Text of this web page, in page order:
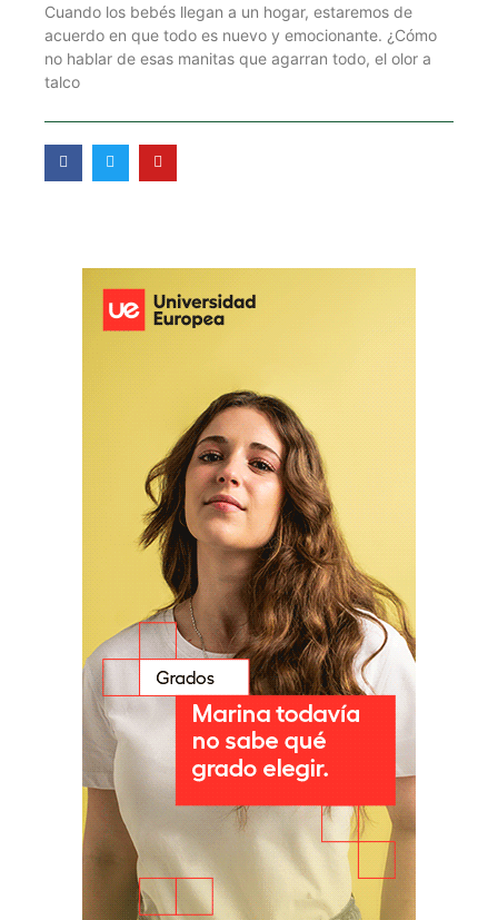
Cuando los bebés llegan a un hogar, estaremos de
acuerdo en que todo es nuevo y emocionante. ¿Cómo
no hablar de esas manitas que agarran todo, el olor a
talco
F
a
c
T
w
i
Y
o
u